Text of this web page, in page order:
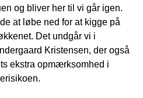
og bliver her til vi går igen.
at løbe ned for at kigge på
Det undgår vi i
Kristensen, der også
ekstra opmærksomhed i